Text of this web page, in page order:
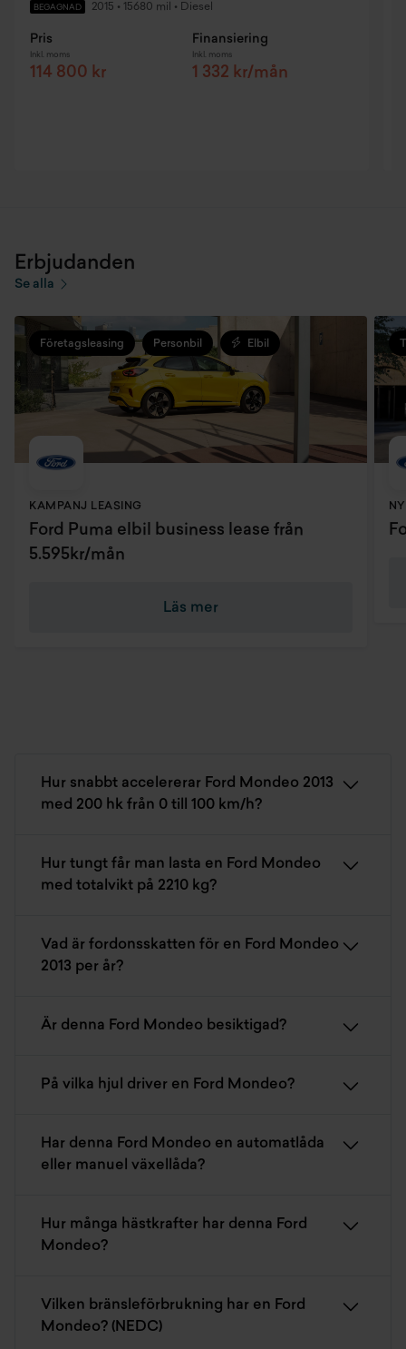
BEGAGNAD 2015 • 15680 mil • Diesel
Pris
Inkl. moms
114 800 kr
Finansiering
Inkl. moms
1 332 kr/mån
Erbjudanden
Se alla
Företagsleasing Personbil Elbil
KAMPANJ LEASING
Ford Puma elbil business lease från
5.595kr/mån
Läs mer
Hur snabbt accelererar Ford Mondeo 2013
med 200 hk från 0 till 100 km/h?
Hur tungt får man lasta en Ford Mondeo
med totalvikt på 2210 kg?
Vad är fordonsskatten för en Ford Mondeo
2013 per år?
Är denna Ford Mondeo besiktigad?
På vilka hjul driver en Ford Mondeo?
Har denna Ford Mondeo en automatlåda
eller manuel växellåda?
Hur många hästkrafter har denna Ford
Mondeo?
Vilken bränsleförbrukning har en Ford
Mondeo? (NEDC)